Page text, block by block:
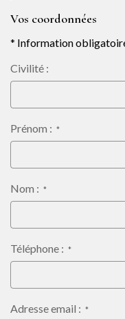
Vos coordonnées
* Information
Civilité :
Prénom : *
Nom : *
Téléphone : *
Adresse email : *